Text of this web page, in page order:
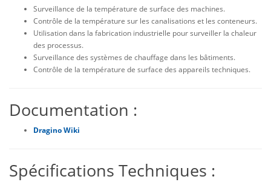
Surveillance de la température de surface des machines.
Contrôle de la température sur les canalisations et les conteneurs.
Utilisation dans la fabrication industrielle pour surveiller la chaleur
des processus.
Surveillance des systèmes de chauffage dans les bâtiments.
Contrôle de la température de surface des appareils techniques.
Documentation :
Dragino Wiki
Spécifications Techniques :